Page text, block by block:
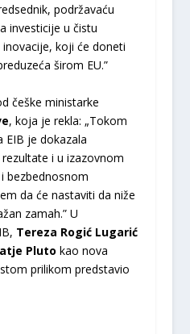
podržavaću
investicije u čistu
koji će doneti
širom EU.”
češke ministarke
, koja je rekla: „Tokom
EIB je dokazala
i u izazovnom
bezbednosnom
da će nastaviti da niže
zamah.” U
Tereza Rogić Lugarić
Pluto kao nova
prilikom predstavio